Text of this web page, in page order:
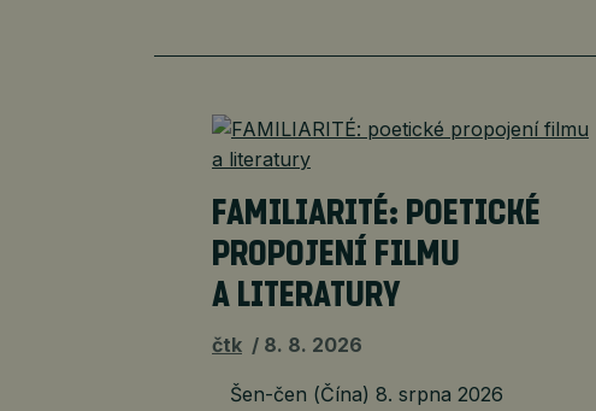
FAMILIARITÉ: POETICKÉ
PROPOJENÍ FILMU
A LITERATURY
čtk 8. 8. 2026
Šen-čen (Čína) 8. srpna 2026